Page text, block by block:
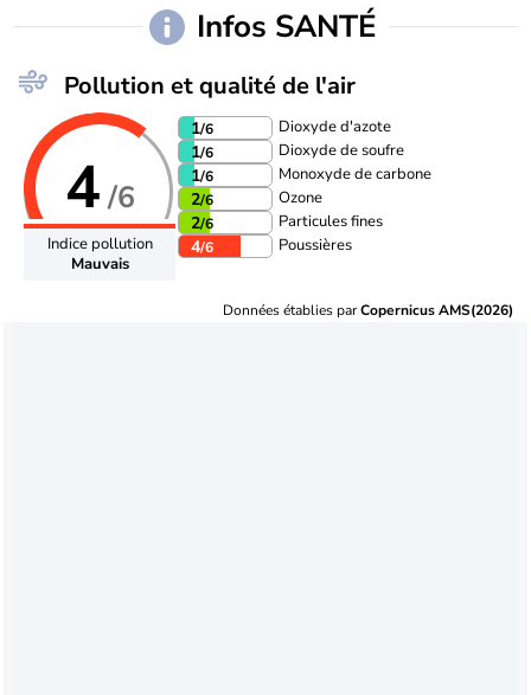
Infos SANTÉ
Pollution et qualité de l'air
4/6
Indice pollution
Mauvais
1/6 Dioxyde d'azote
1/6 Dioxyde de soufre
1/6 Monoxyde de carbone
2/6 Ozone
2/6 Particules fines
4/6 Poussières
Données établies parCopernicus AMS(2026)